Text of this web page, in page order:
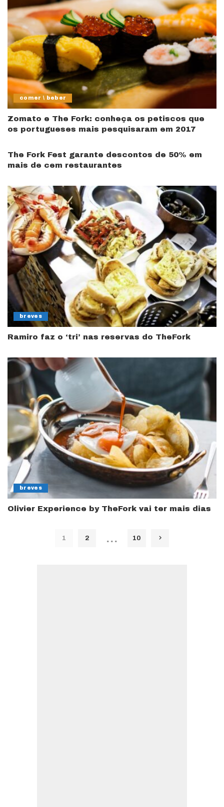
comer \ beber
Zomato e The Fork: conheça os petiscos que
os portugueses mais pesquisaram em 2017
The Fork Fest garante descontos de 50% em
mais de cem restaurantes
breves
Ramiro faz o ‘tri’ nas reservas do TheFork
breves
Olivier Experience by TheFork vai ter mais dias
1 2 … 10